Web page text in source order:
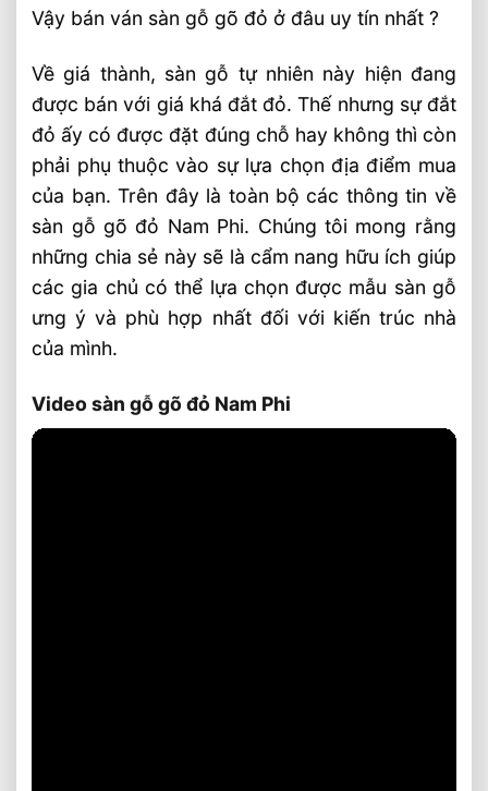
Vậy bán ván sàn gỗ gõ đỏ ở đâu uy tín nhất ?
Về giá thành, sàn gỗ tự nhiên này hiện đang
được bán với giá khá đắt đỏ. Thế nhưng sự đắt
đỏ ấy có được đặt đúng chỗ hay không thì còn
phải phụ thuộc vào sự lựa chọn địa điểm mua
của bạn. Trên đây là toàn bộ các thông tin về
sàn gỗ gõ đỏ Nam Phi. Chúng tôi mong rằng
những chia sẻ này sẽ là cẩm nang hữu ích giúp
các gia chủ có thể lựa chọn được mẫu sàn gỗ
ưng ý và phù hợp nhất đối với kiến trúc nhà
của mình.
Video sàn gỗ gõ đỏ Nam Phi